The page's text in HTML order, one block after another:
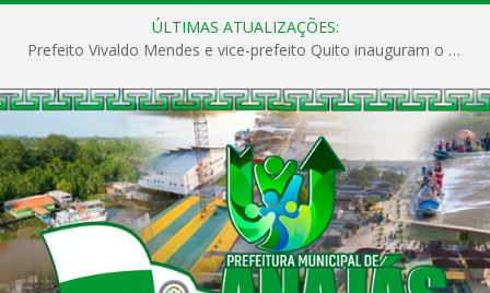
ÚLTIMAS ATUALIZAÇÕES:
Prefeito Vivaldo Mendes e vice-prefeito Quito inauguram o CAPS e fortalecem a saúde pública em Anajás.